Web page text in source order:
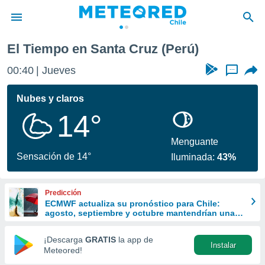
de
por
se
calidad.
a este
las
y
forma
digital
basada
El Tiempo en Santa Cruz (Perú)
00:40 Jueves ...
Nubes y claros
14°
Sensación de 14°
Menguante
Iluminada:43%
Predicción
ECMWF actualiza su pronóstico para Chile:
agosto, septiembre y octubre mantendrían una
¡Descarga GRATIS la app de
Meteored!
Instalar